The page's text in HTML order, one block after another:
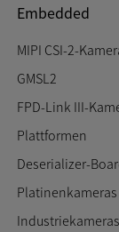
Embedded
MIPI CSI-2-
GMSL2
FPD-Link III-
Plattformen
Deserializer-
Platinenkameras
Industriekameras